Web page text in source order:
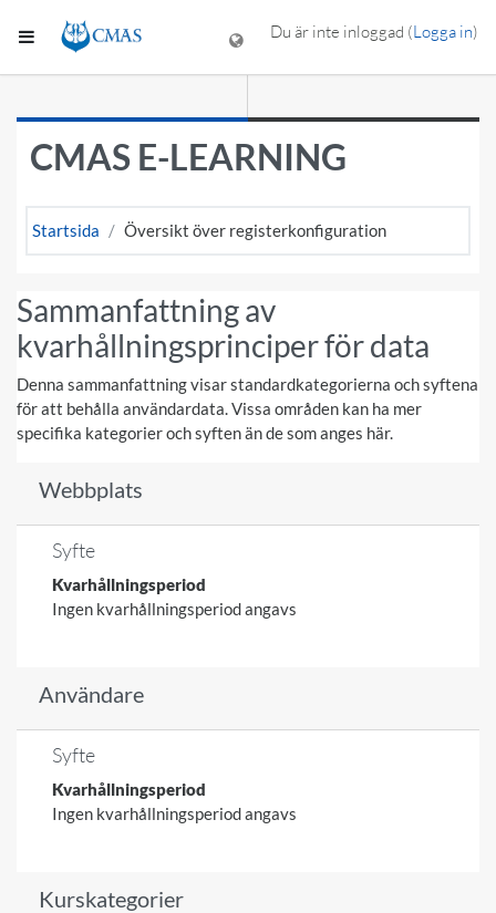
Sidopanel
Du är inte inloggad (Logga in)
CMAS E-LEARNING
Startsida Översikt över registerkonfiguration
Sammanfattning av
kvarhållningsprinciper för data
Denna sammanfattning visar standardkategorierna och syftena
för att behålla användardata. Vissa områden kan ha mer
specifika kategorier och syften än de som anges här.
Webbplats
Syfte
Kvarhållningsperiod
Ingen kvarhållningsperiod angavs
Användare
Syfte
Kvarhållningsperiod
Ingen kvarhållningsperiod angavs
Kurskategorier